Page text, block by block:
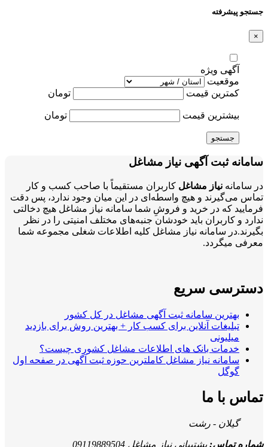
جستجو پیشرفته
×
آگهی ویژه
موقعیت
کمترین قیمت
تومان
بیشترین قیمت تومان
جستجو
سامانه ثبت آگهی نیاز مشاغل
در سامانه نیاز مشاغل کاربران مستقیماً با صاحب کسب و کار
تماس می‌گیرند و هیچ واسطه‌ای در این میان وجود ندارد، پس دقت
فرمایید که در خرید و فروشِ شما سامانه نیاز مشاغل هیچ دخالتی
ندارد و کاربران باید خودشان جنبه‌های مختلف امنیتی را در نظر
بگیرند.در سامانه نیاز مشاغل کلیه اطلاعات شغلی مجموعه شما
معرفی میگردد.
دسترسی سریع
بهترین سامانه ثبت آگهی مشاغل در کل کشور
تبلیغات آنلاین برای کسب کار + بهترین روش برای بازدید
میلیونی
خدمات بانک های اطلاعات مشاغل کشوری چیست؟
سامانه نیاز مشاغل کاملترین حوزه ثبت آگهی در صفحه اول
گوگل
تماس با ما
گیلان - رشت
شماره تماس:پشتیبانی نیاز مشاغل 09119889504